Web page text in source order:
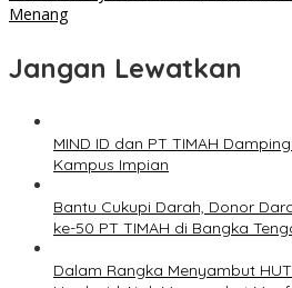
Menang
Jangan Lewatkan
MIND ID dan PT TIMAH
Kampus Impian
Bantu Cukupi Darah, Donor
ke-50 PT TIMAH di Bangka
Dalam Rangka Menyambut